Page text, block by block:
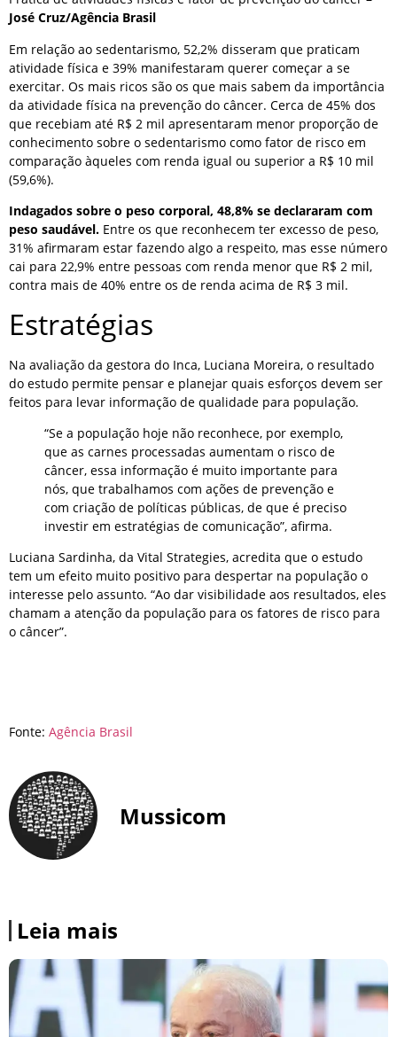
José Cruz/Agência Brasil
Em relação ao sedentarismo, 52,2% disseram que praticam
atividade física e 39% manifestaram querer começar a se
exercitar. Os mais ricos são os que mais sabem da importância
da atividade física na prevenção do câncer. Cerca de 45% dos
que recebiam até R$ 2 mil apresentaram menor proporção de
conhecimento sobre o sedentarismo como fator de risco em
comparação àqueles com renda igual ou superior a R$ 10 mil
(59,6%).
Indagados sobre o peso corporal, 48,8% se declararam com
peso saudável. Entre os que reconhecem ter excesso de peso,
31% afirmaram estar fazendo algo a respeito, mas esse número
cai para 22,9% entre pessoas com renda menor que R$ 2 mil,
contra mais de 40% entre os de renda acima de R$ 3 mil.
Estratégias
Na avaliação da gestora do Inca, Luciana Moreira, o resultado
do estudo permite pensar e planejar quais esforços devem ser
feitos para levar informação de qualidade para população.
“Se a população hoje não reconhece, por exemplo,
que as carnes processadas aumentam o risco de
câncer, essa informação é muito importante para
nós, que trabalhamos com ações de prevenção e
com criação de políticas públicas, de que é preciso
investir em estratégias de comunicação”, afirma.
Luciana Sardinha, da Vital Strategies, acredita que o estudo
tem um efeito muito positivo para despertar na população o
interesse pelo assunto. “Ao dar visibilidade aos resultados, eles
chamam a atenção da população para os fatores de risco para
o câncer”.
Fonte: Agência Brasil
Mussicom
Leia mais